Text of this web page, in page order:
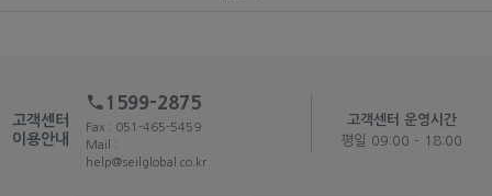
고객센터
이용안내
1599-2875
Fax : 051-465-5459
Mail :
help@seilglobal.co.kr
고객센터 운영시간
평일 09:00 - 18:00